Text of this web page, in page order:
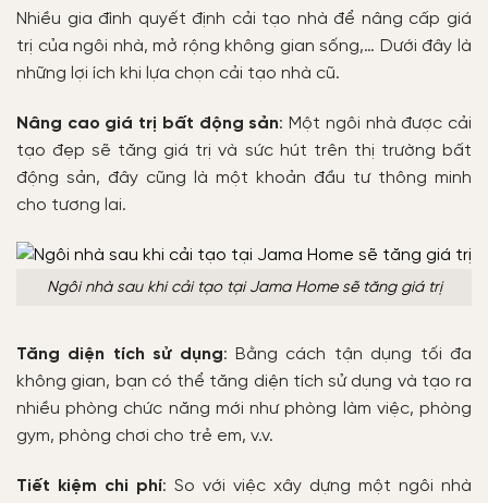
Nhiều gia đình quyết định cải tạo nhà để nâng cấp giá
trị của ngôi nhà, mở rộng không gian sống,… Dưới đây là
những lợi ích khi lựa chọn cải tạo nhà cũ.
Nâng cao giá trị bất động sản: Một ngôi nhà được cải
tạo đẹp sẽ tăng giá trị và sức hút trên thị trường bất
động sản, đây cũng là một khoản đầu tư thông minh
cho tương lai.
Ngôi nhà sau khi cải tạo tại Jama Home sẽ tăng giá trị
Tăng diện tích sử dụng: Bằng cách tận dụng tối đa
không gian, bạn có thể tăng diện tích sử dụng và tạo ra
nhiều phòng chức năng mới như phòng làm việc, phòng
gym, phòng chơi cho trẻ em, v.v.
Tiết kiệm chi phí: So với việc xây dựng một ngôi nhà